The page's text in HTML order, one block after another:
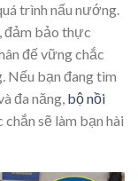
trình nấu nướng.
đảm bảo thực
đế vững chắc
Nếu bạn đang tìm
đa năng, bộ nồi
chắn sẽ làm bạn hài